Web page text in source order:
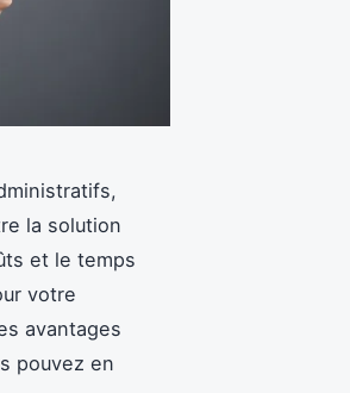
la solution
et le temps
votre
avantages
pouvez en